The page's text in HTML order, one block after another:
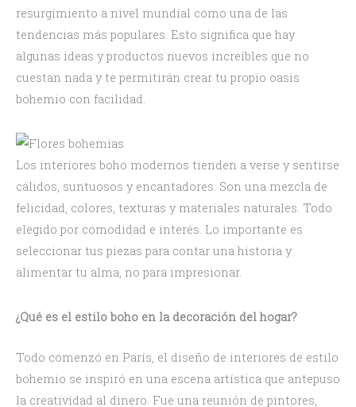
resurgimiento a nivel mundial como una de las
tendencias más populares. Esto significa que hay
algunas ideas y productos nuevos increíbles que no
cuestan nada y te permitirán crear tu propio oasis
bohemio con facilidad.
Los interiores boho modernos tienden a verse y sentirse
cálidos, suntuosos y encantadores. Son una mezcla de
felicidad, colores, texturas y materiales naturales. Todo
elegido por comodidad e interés. Lo importante es
seleccionar tus piezas para contar una historia y
alimentar tu alma, no para impresionar.
¿Qué es el estilo boho en la decoración del hogar?
Todo comenzó en París, el diseño de interiores de estilo
bohemio se inspiró en una escena artística que antepuso
la creatividad al dinero. Fue una reunión de pintores,